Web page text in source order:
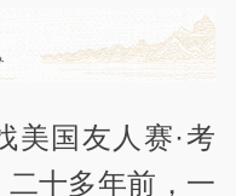
美国友人赛·考
十多年前，一